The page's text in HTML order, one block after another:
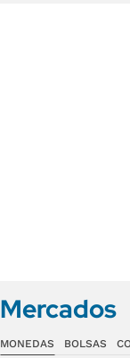
Mercados
MONEDAS BOLSAS